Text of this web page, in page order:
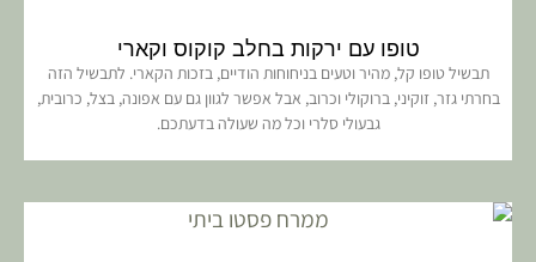
טופו עם ירקות בחלב קוקוס וקארי
תבשיל טופו קל, מהיר וטעים בניחוחות הודיים, בזכות הקארי. לתבשיל הזה
בחרתי גזר, זוקיני, ברוקולי וכרוב, אבל אפשר לגוון גם עם אפונה, בצל, כרובית,
גבעולי סלרי וכל מה שעולה בדעתכם.